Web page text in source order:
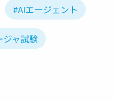
#AIエージェント
ャ試験